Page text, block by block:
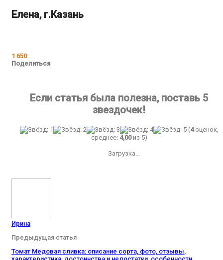
Елена, г.Казань
1 650
Поделиться
Если статья была полезна, поставь 5
звездочек!
(4оценок,
среднее: 4,00из 5)
Загрузка...
Ирина
Предыдущая статья
Томат Медовая сливка: описание сорта, фото, отзывы,